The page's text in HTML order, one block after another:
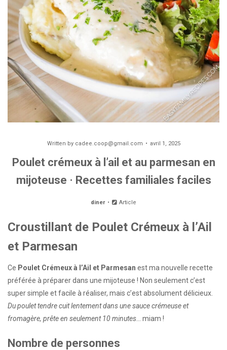
Written by cadee.coop@gmail.com avril 1, 2025
Poulet crémeux à l’ail et au parmesan en
mijoteuse · Recettes familiales faciles
diner Article
Croustillant de Poulet Crémeux à l’Ail
et Parmesan
Ce Poulet Crémeux à l’Ail et Parmesan est ma nouvelle recette
préférée à préparer dans une mijoteuse ! Non seulement c’est
super simple et facile à réaliser, mais c’est absolument délicieux.
Du poulet tendre cuit lentement dans une sauce crémeuse et
fromagère, prête en seulement 10 minutes … miam !
Nombre de personnes